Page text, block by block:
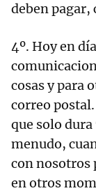
deben pagar,
4º. Hoy en
cosas y para
correo
que solo dura
menudo,
con nosotros
en otros